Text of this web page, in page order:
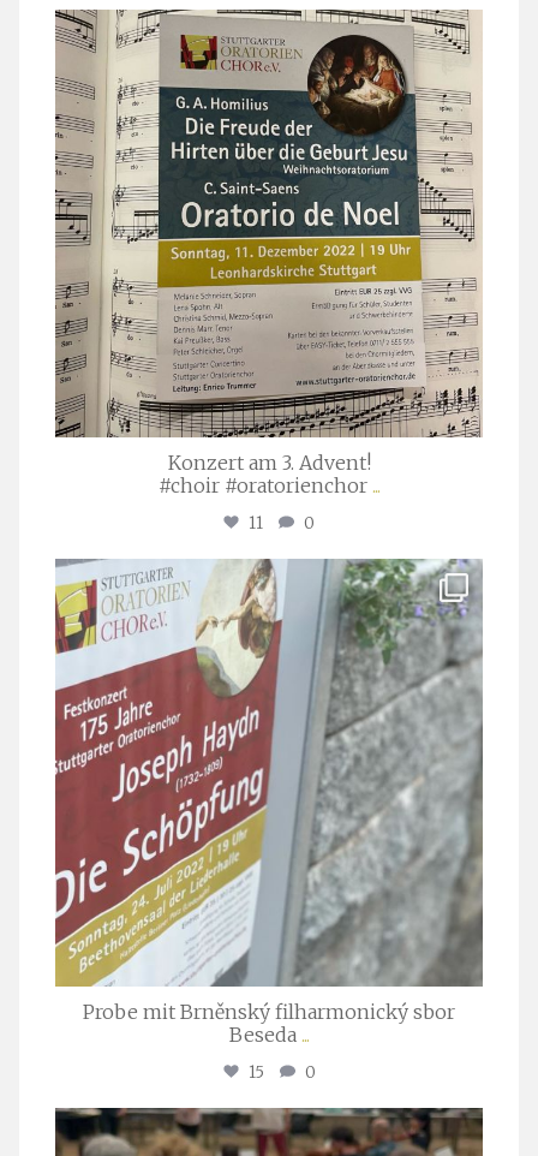
stuttgarter_oratorienchor
Nov. 29
Konzert am 3. Advent!
#choir #oratorienchor ...
11 0
stuttgarter_oratorienchor
Juli 23
Probe mit Brněnský filharmonický sbor
Beseda ...
15 0
stuttgarter_oratorienchor
Juli 23